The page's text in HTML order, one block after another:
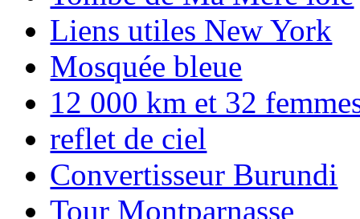
Liens utiles New York
Mosquée bleue
12 000 km et 32
reflet de ciel
Convertisseur Burundi
Tour Montparnasse